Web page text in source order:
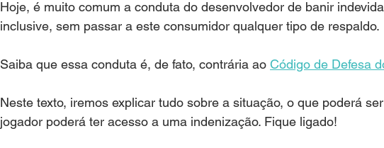
Hoje, é muito comum a conduta do desenvolvedor de banir
inclusive, sem passar a este consumidor qualquer tipo de respaldo.
Saiba que essa conduta é, de fato, contrária ao Código de Defesa
Neste texto, iremos explicar tudo sobre a situação, o que poderá
jogador poderá ter acesso a uma indenização. Fique ligado!